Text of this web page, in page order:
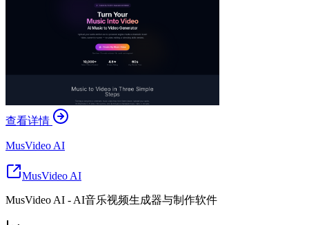
查看详情
MusVideo AI
MusVideo AI
MusVideo AI - AI音乐视频生成器与制作软件